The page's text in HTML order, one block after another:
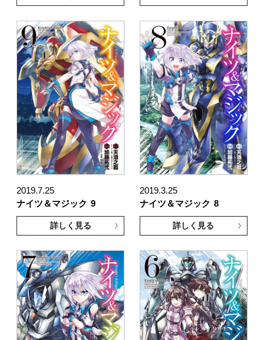
2019.7.25
ナイツ＆マジック 9
詳しく見る
2019.3.25
ナイツ＆マジック 8
詳しく見る